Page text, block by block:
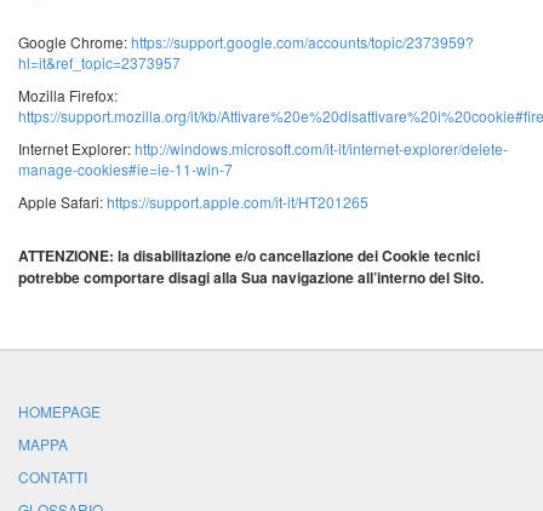
Google Chrome:https://support.google.com/accounts/topic/2373959?
hl=it&ref_topic=2373957
Mozilla Firefox:
https://support.mozilla.org/it/kb/
Internet Explorer:http://windows.microsoft.com/it-it/internet-explorer/delete-
manage-cookies#ie=ie-11-win-7
Apple Safari:https://support.apple.com/it-it/HT201265
ATTENZIONE: la disabilitazione e/o cancellazione dei Cookie tecnici
potrebbe comportare disagi alla Sua navigazione all’interno del Sito.
HOMEPAGE
MAPPA
CONTATTI